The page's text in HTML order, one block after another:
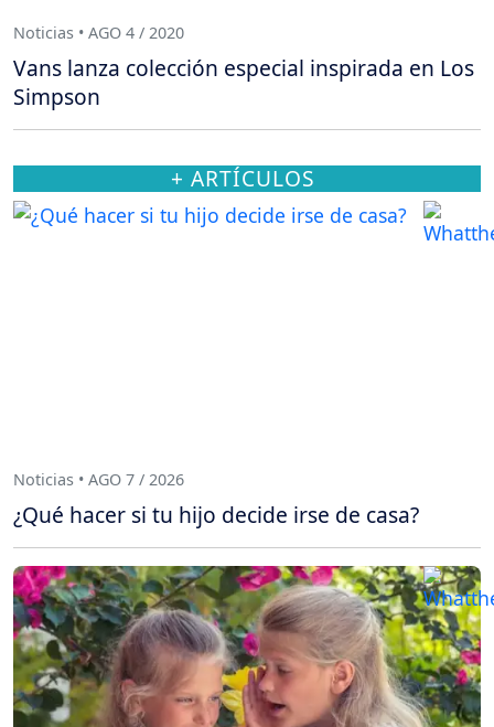
Noticias • AGO 4 / 2020
Vans lanza colección especial inspirada en Los
Simpson
+ ARTÍCULOS
Noticias • AGO 7 / 2026
¿Qué hacer si tu hijo decide irse de casa?